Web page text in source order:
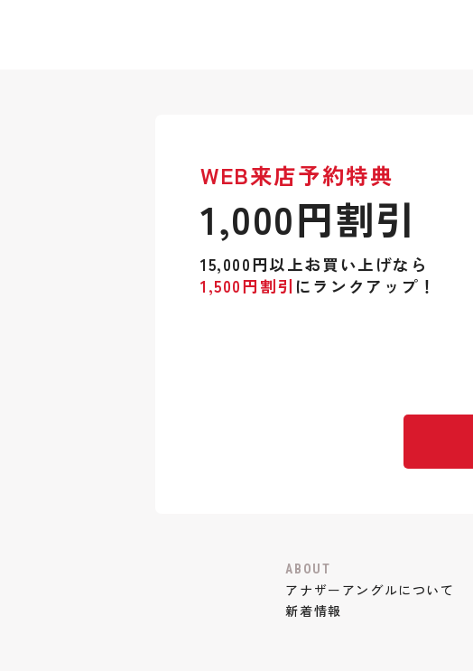
WEB来店予約特典
1,000円割引
15,000円以上お買い上げなら
1,500円割引 にランクアップ！
ABOUT
アナザーアングルについて
新着情報